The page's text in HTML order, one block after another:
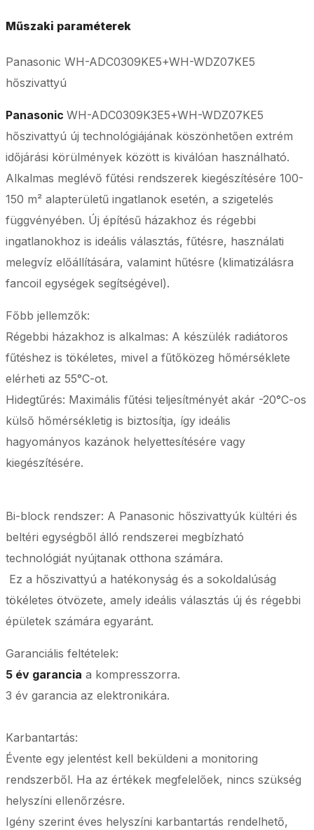
Műszaki paraméterek
Panasonic WH-ADC0309KE5+WH-WDZ07KE5
hőszivattyú
Panasonic WH-ADC0309K3E5+WH-WDZ07KE5
hőszivattyú új technológiájának köszönhetően extrém
időjárási körülmények között is kiválóan használható.
Alkalmas meglévő fűtési rendszerek kiegészítésére 100-
150 m² alapterületű ingatlanok esetén, a szigetelés
függvényében. Új építésű házakhoz és régebbi
ingatlanokhoz is ideális választás, fűtésre, használati
melegvíz előállítására, valamint hűtésre (klimatizálásra
fancoil egységek segítségével).
Főbb jellemzők:
Régebbi házakhoz is alkalmas: A készülék radiátoros
fűtéshez is tökéletes, mivel a fűtőközeg hőmérséklete
elérheti az 55°C-ot.
Hidegtűrés: Maximális fűtési teljesítményét akár -20°C-os
külső hőmérsékletig is biztosítja, így ideális
hagyományos kazánok helyettesítésére vagy
kiegészítésére.
Bi-block rendszer: A Panasonic hőszivattyúk kültéri és
beltéri egységből álló rendszerei megbízható
technológiát nyújtanak otthona számára.
Ez a hőszivattyú a hatékonyság és a sokoldalúság
tökéletes ötvözete, amely ideális választás új és régebbi
épületek számára egyaránt.
Garanciális feltételek:
5 év garancia a kompresszorra.
3 év garancia az elektronikára.
Karbantartás:
Évente egy jelentést kell beküldeni a monitoring
rendszerből. Ha az értékek megfelelőek, nincs szükség
helyszíni ellenőrzésre.
Igény szerint éves helyszíni karbantartás rendelhető,